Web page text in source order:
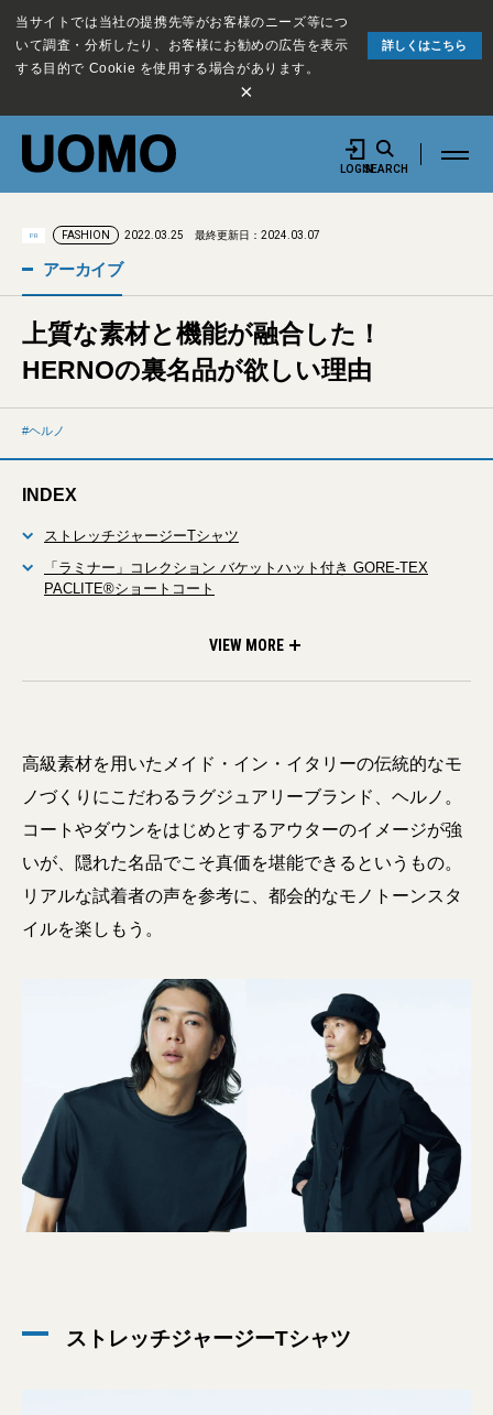
当サイトでは当社の提携先等がお客様のニーズ等につ
いて調査・分析したり、お客様にお勧めの広告を表示
する目的で Cookie を使用する場合があります。
詳しくはこちら
×
LOGINSEARCH
PR FASHION 2022.03.25 最終更新日：2024.03.07
アーカイブ
上質な素材と機能が融合した！
HERNOの裏名品が欲しい理由
ヘルノ
INDEX
ストレッチジャージーTシャツ
「ラミナー」コレクション バケットハット付き GORE-TEX
PACLITE®ショートコート
VIEW MORE
高級素材を用いたメイド・イン・イタリーの伝統的なモ
ノづくりにこだわるラグジュアリーブランド、ヘルノ。
コートやダウンをはじめとするアウターのイメージが強
いが、隠れた名品でこそ真価を堪能できるというもの。
リアルな試着者の声を参考に、都会的なモノトーンスタ
イルを楽しもう。
ストレッチジャージーTシャツ